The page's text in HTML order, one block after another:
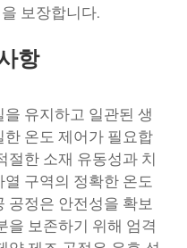
보장합니다.
항
유지하고 일관된 생
온도 제어가 필요합
절한 소재 유동성과 치
구역의 정확한 온도
공정은 안전성을 확보
을 보존하기 위해 엄격